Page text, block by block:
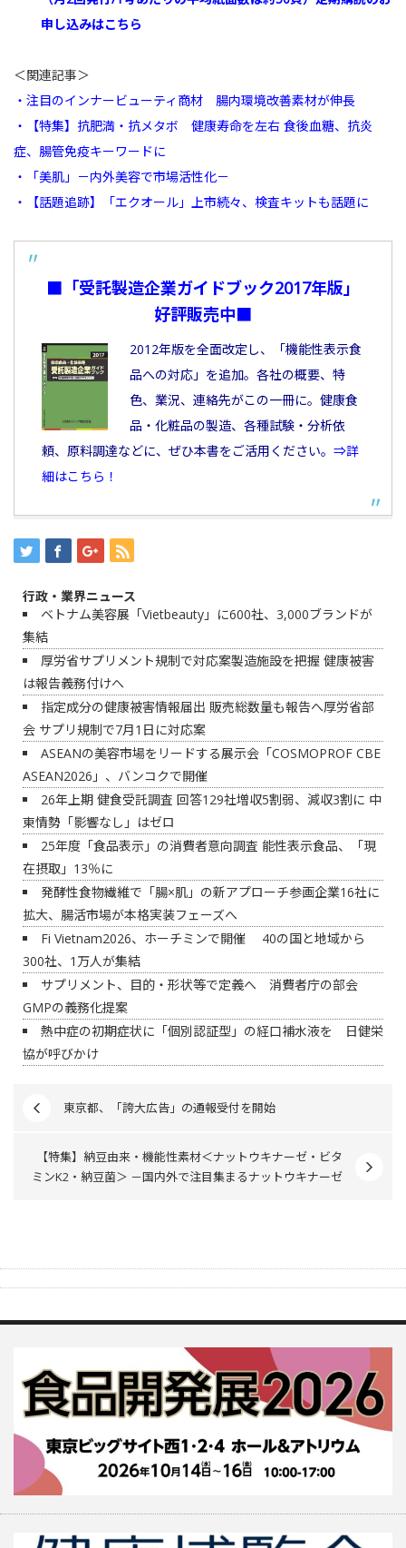
申し込みはこちら
＜関連記事＞
・注目のインナービューティ商材 腸内環境改善素材が伸長
・【特集】抗肥満・抗メタボ 健康寿命を左右 食後血糖、抗炎
症、腸管免疫キーワードに
・「美肌」－内外美容で市場活性化－
・【話題追跡】「エクオール」上市続々、検査キットも話題に
■「受託製造企業ガイドブック2017年版」
好評販売中■
2012年版を全面改定し、「機能性表示食
品への対応」を追加。各社の概要、特
色、業況、連絡先がこの一冊に。健康食
品・化粧品の製造、各種試験・分析依
頼、原料調達などに、ぜひ本書をご活用ください。 ⇒詳
細はこちら！
行政・業界ニュース
ベトナム美容展「Vietbeauty」に600社、3,000ブランドが
集結
厚労省サプリメント規制で対応案製造施設を把握 健康被害
は報告義務付けへ
指定成分の健康被害情報届出 販売総数量も報告へ厚労省部
会 サプリ規制で7月1日に対応案
ASEANの美容市場をリードする展示会「COSMOPROF CBE
ASEAN2026」、バンコクで開催
26年上期 健食受託調査 回答129社増収5割弱、減収3割に 中
東情勢「影響なし」はゼロ
25年度「食品表示」の消費者意向調査 能性表示食品、「現
在摂取」13％に
発酵性食物繊維で「腸×肌」の新アプローチ参画企業16社に
拡大、腸活市場が本格実装フェーズへ
Fi Vietnam2026、ホーチミンで開催 40の国と地域から
300社、1万人が集結
サプリメント、目的・形状等で定義へ 消費者庁の部会
GMPの義務化提案
熱中症の初期症状に「個別認証型」の経口補水液を 日健栄
協が呼びかけ
東京都、「誇大広告」の通報受付を開始
【特集】納豆由来・機能性素材＜ナットウキナーゼ・ビタ
ミンK2・納豆菌＞ －国内外で注目集まるナットウキナーゼ